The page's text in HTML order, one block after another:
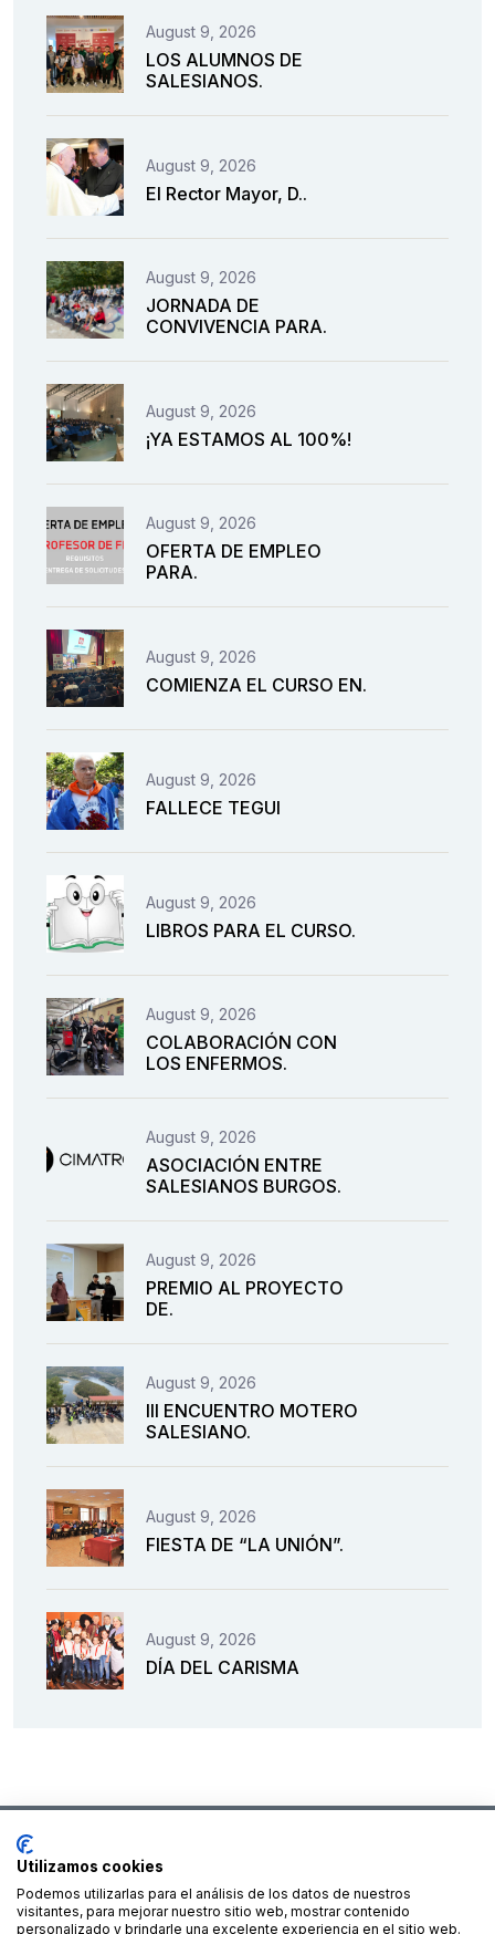
August 9, 2026
LOS ALUMNOS DE
SALESIANOS.
August 9, 2026
El Rector Mayor, D..
August 9, 2026
JORNADA DE
CONVIVENCIA PARA.
August 9, 2026
¡YA ESTAMOS AL 100%!
August 9, 2026
OFERTA DE EMPLEO
PARA.
August 9, 2026
COMIENZA EL CURSO EN.
August 9, 2026
FALLECE TEGUI
August 9, 2026
LIBROS PARA EL CURSO.
August 9, 2026
COLABORACIÓN CON
LOS ENFERMOS.
August 9, 2026
ASOCIACIÓN ENTRE
SALESIANOS BURGOS.
August 9, 2026
PREMIO AL PROYECTO
DE.
August 9, 2026
III ENCUENTRO MOTERO
SALESIANO.
August 9, 2026
FIESTA DE “LA UNIÓN”.
August 9, 2026
DÍA DEL CARISMA
Financiado por la Unión Europea – NextGenerationEU
Utilizamos cookies
Podemos utilizarlas para el análisis de los datos de nuestros
visitantes, para mejorar nuestro sitio web, mostrar contenido
personalizado y brindarle una excelente experiencia en el sitio web.